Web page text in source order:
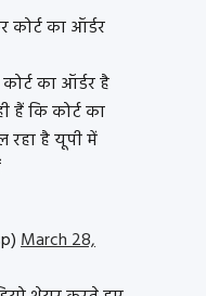
कोर्ट का ऑर्डर
का ऑर्डर है
कि कोर्ट का
रहा है यूपी में
March 28,